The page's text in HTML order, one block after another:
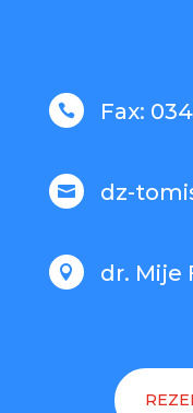
 Fax:
 dz-
 dr. Mije